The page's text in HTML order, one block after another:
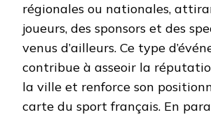
régionales ou nationales,
joueurs, des sponsors et des
venus d’ailleurs. Ce type
contribue à asseoir la
la ville et renforce son
carte du sport français. En